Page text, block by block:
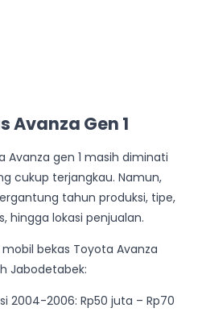
Avanza Gen 1
Avanza gen 1 masih diminati
cukup terjangkau. Namun,
tahun produksi, tipe,
hingga lokasi penjualan.
bekas Toyota Avanza
Jabodetabek:
2004-2006: Rp50 juta – Rp70